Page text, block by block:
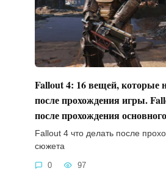
Fallout 4: 16 вещей, которые
после прохождения игры.
после прохождения
Fallout 4 что делать после
сюжета
0 97